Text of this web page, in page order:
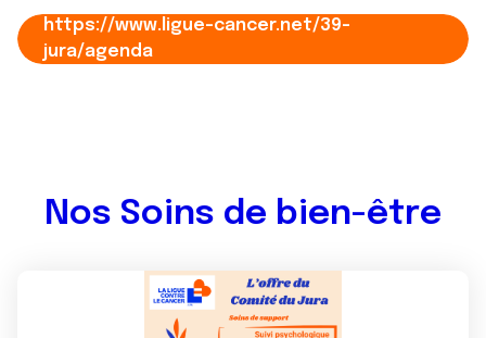
https://www.ligue-cancer.net/39-
jura/agenda
Nos Soins de bien-être